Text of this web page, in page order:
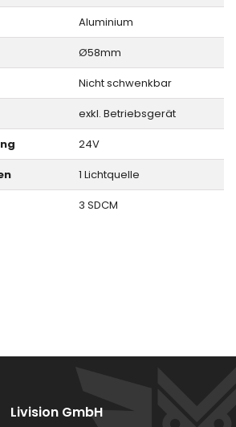
Aluminium
Ø58mm
Nicht schwenkbar
exkl. Betriebsgerät
24V
1 Lichtquelle
3 SDCM
Livision GmbH